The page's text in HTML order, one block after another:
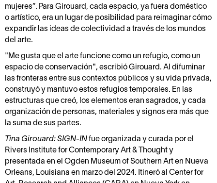
mujeres”. Para Girouard, cada espacio, ya fuera doméstico
o artístico, era un lugar de posibilidad para reimaginar cómo
expandir las ideas de colectividad a través de los mundos
del arte.
"Me gusta que el arte funcione como un refugio, como un
espacio de conservación", escribió Girouard. Al difuminar
las fronteras entre sus contextos públicos y su vida privada,
construyó y mantuvo estos refugios temporales. En las
estructuras que creó, los elementos eran sagrados, y cada
organización de personas, materiales y signos era más que
la suma de sus partes.
Tina Girouard: SIGN-IN fue organizada y curada por el
Rivers Institute for Contemporary Art & Thought y
presentada en el Ogden Museum of Southern Art en Nueva
Orleans, Louisiana en marzo del 2024. Itineró al Center for